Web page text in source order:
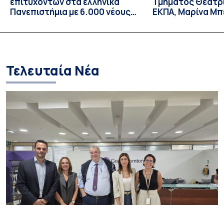
Πανεπιστήμια με 6.000 νέους
επιλογή για τους
ΕΚΠΑ, Μαρίνα
Επισκέπτρια
Τελευταία Νέα